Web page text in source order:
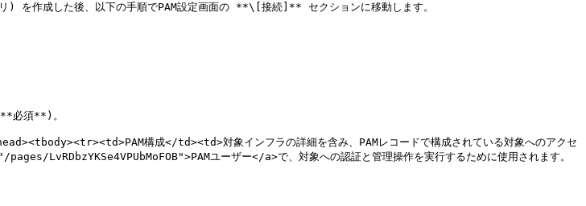
リ) を作成した後、以下の手順でPAM設定画面の **\[接続]** セクションに移動します。
必須**)。
構成</td><td>対象インフラの詳細を含み、PAMレコードで構成されている対象へのアクセ
ユーザー</a>で、対象への認証と管理操作を実行するために使用されます。